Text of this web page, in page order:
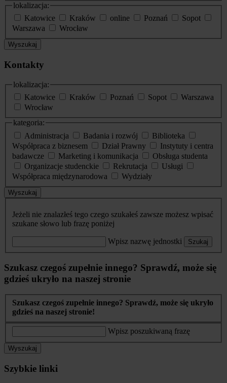
lokalizacja:
Katowice
Kraków online Poznań
Sopot
Warszawa
Wrocław
Wyszukaj
Kontakty
lokalizacja:
Katowice
Kraków Poznań Sopot
Warszawa
Wrocław
kategoria:
Administracja
Badania i rozwój
Biblioteka
Współpraca z biznesem
Dział Prawny
Instytuty i centra
badawcze
Marketing i komunikacja
Obsługa studenta
Organizacje studenckie
Rekrutacja
Usługi
Współpraca międzynarodowa
Wydziały
Wyszukaj
Jeżeli nie znalazłeś tego czego szukałeś zawsze możesz wpisać
szukane słowo lub frazę poniżej
Wpisz nazwę jednostki Szukaj
Szukasz czegoś zupełnie innego? Sprawdź, może się
gdzieś ukryło na naszej stronie
Szukasz czegoś zupełnie innego? Sprawdź, może się ukryło
gdzieś na naszej stronie!
Wpisz poszukiwaną frazę
Wyszukaj
Szybkie linki